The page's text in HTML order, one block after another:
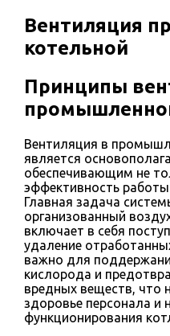
Вентиляция
котельной
Принципы
Вентиляция в
является
обеспечивающим не
эффективность
Главная задача
организованный
включает в себя
удаление
важно для
кислорода и
вредных веществ, что
здоровье персонала и
функционирования